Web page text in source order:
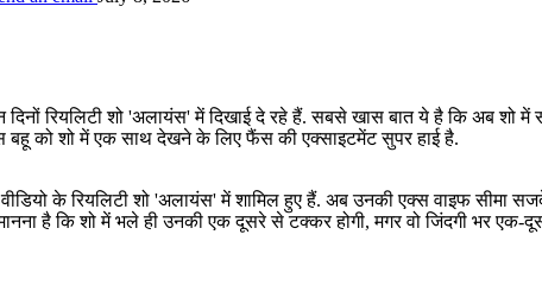
दिनों रियलिटी शो 'अलायंस' में दिखाई दे रहे हैं. सबसे खास बात ये है कि अब
को शो में एक साथ देखने के लिए फैंस की एक्साइटमेंट सुपर हाई है.
के रियलिटी शो 'अलायंस' में शामिल हुए हैं. अब उनकी एक्स वाइफ सीमा
है कि शो में भले ही उनकी एक दूसरे से टक्कर होगी, मगर वो जिंदगी भर एक-